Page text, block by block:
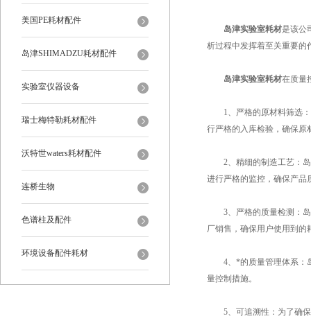
美国PE耗材配件
岛津SHIMADZU耗材配件
实验室仪器设备
瑞士梅特勒耗材配件
沃特世waters耗材配件
连桥生物
色谱柱及配件
环境设备配件耗材
岛津实验室耗材是该公
析过程中发挥着至关重要的
岛津实验室耗材在质量
1、严格的原材料筛选：
行严格的入库检验，确保原
2、精细的制造工艺：岛
进行严格的监控，确保产品
3、严格的质量检测：岛
厂销售，确保用户使用到的
4、*的质量管理体系：岛
量控制措施。
5、可追溯性：为了确保